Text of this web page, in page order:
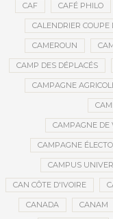
CAF CAFÉ PHILO
CALENDRIER COUPE
CAMEROUN
CAMP DES DÉPLACÉS
CAMPAGNE
CAMPAGNE DE
CAMPAGNE
CAMPUS
CAN CÔTE D'IVOIRE
CANADA CANAM